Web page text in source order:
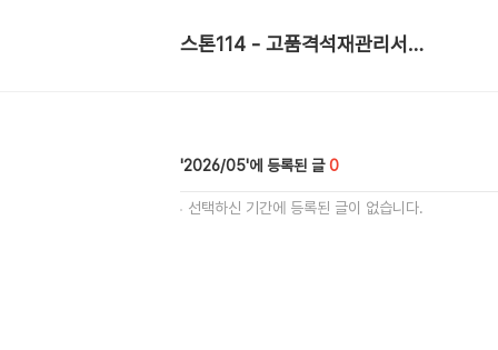
스톤114 - 고품격석재관리서비스 ☎ 010-5521-8674
2026/05 0
선택하신 기간에 등록된 글이 없습니다.